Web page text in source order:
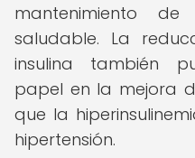
mantenimiento
saludable. La
insulina también
papel en la mejora
que la
hipertensión.